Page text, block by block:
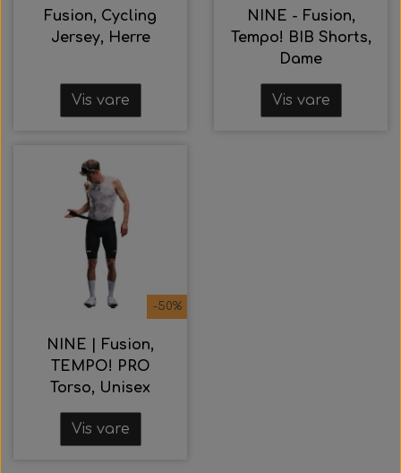
Fusion, Cycling
Jersey, Herre
Vis vare
NINE - Fusion,
Tempo! BIB Shorts,
Dame
Vis vare
-50%
NINE | Fusion,
TEMPO! PRO
Torso, Unisex
Vis vare